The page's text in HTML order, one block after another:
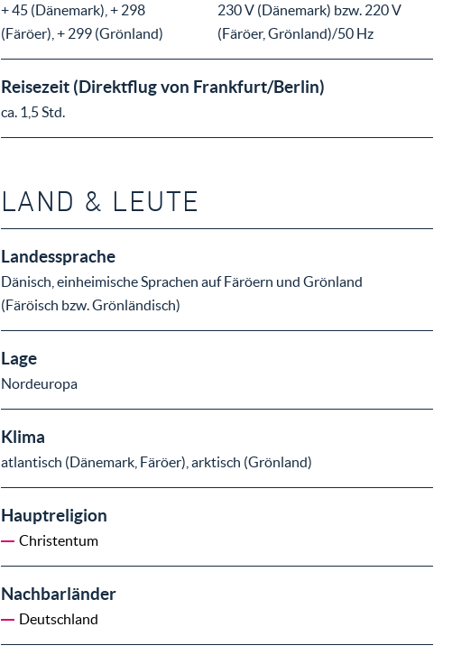
+ 45 (Dänemark), + 298
(Färöer), + 299 (Grönland)
230 V (Dänemark) bzw. 220 V
(Färöer, Grönland)/50 Hz
Reisezeit (Direktflug von Frankfurt/Berlin)
ca. 1,5 Std.
LAND & LEUTE
Landessprache
Dänisch, einheimische Sprachen auf Färöern und Grönland
(Färöisch bzw. Grönländisch)
Lage
Nordeuropa
Klima
atlantisch (Dänemark, Färöer), arktisch (Grönland)
Hauptreligion
Christentum
Nachbarländer
Deutschland